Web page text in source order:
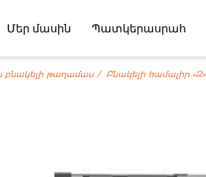
Մեր մասին Պատկերասրահ
բնակելի թաղամաս Բնակելի համալիր «Զ»